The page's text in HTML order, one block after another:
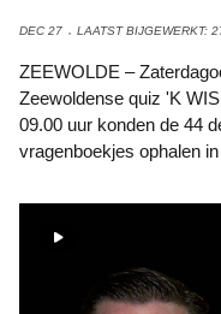
DEC 27 LAATST BIJGEWERKT:
ZEEWOLDE –
Zeewoldense quiz 'K
09.00 uur konden de 44
vragenboekjes ophalen